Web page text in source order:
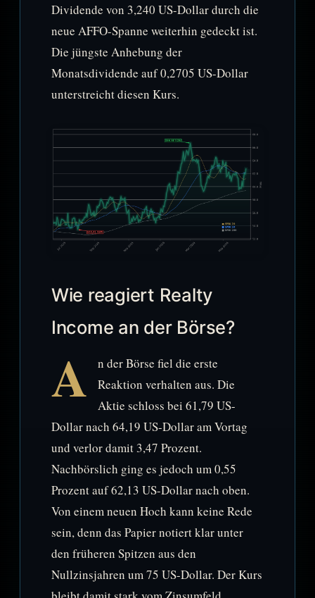
Dividende von 3,240 US-Dollar durch die
neue AFFO-Spanne weiterhin gedeckt ist.
Die jüngste Anhebung der
Monatsdividende auf 0,2705 US-Dollar
unterstreicht diesen Kurs.
Wie reagiert Realty
Income an der Börse?
A
n der Börse fiel die erste
Reaktion verhalten aus. Die
Aktie schloss bei 61,79 US-
Dollar nach 64,19 US-Dollar am Vortag
und verlor damit 3,47 Prozent.
Nachbörslich ging es jedoch um 0,55
Prozent auf 62,13 US-Dollar nach oben.
Von einem neuen Hoch kann keine Rede
sein, denn das Papier notiert klar unter
den früheren Spitzen aus den
Nullzinsjahren um 75 US-Dollar. Der Kurs